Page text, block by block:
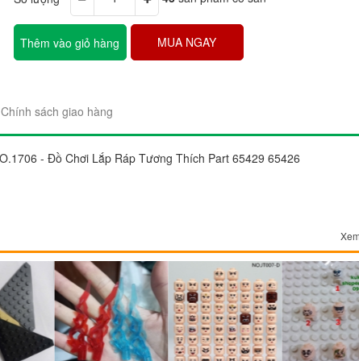
Thêm vào giỏ hàng MUA NGAY
Chính sách giao hàng
- Đồ Chơi Lắp Ráp Tương Thích Part 65429 65426
"Sản phẩm thì trên cả
gói sản phẩm rất đẹp và